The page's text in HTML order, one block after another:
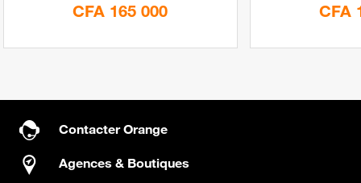
CFA 165 000 CFA
Contacter Orange
Agences & Boutiques